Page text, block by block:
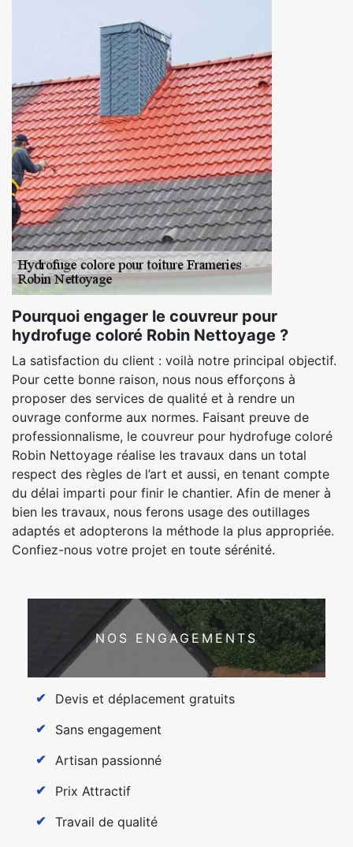
Pourquoi engager le couvreur pour
hydrofuge coloré Robin Nettoyage ?
La satisfaction du client : voilà notre principal objectif.
Pour cette bonne raison, nous nous efforçons à
proposer des services de qualité et à rendre un
ouvrage conforme aux normes. Faisant preuve de
professionnalisme, le couvreur pour hydrofuge coloré
Robin Nettoyage réalise les travaux dans un total
respect des règles de l’art et aussi, en tenant compte
du délai imparti pour finir le chantier. Afin de mener à
bien les travaux, nous ferons usage des outillages
adaptés et adopterons la méthode la plus appropriée.
Confiez-nous votre projet en toute sérénité.
NOS ENGAGEMENTS
Devis et déplacement gratuits
Sans engagement
Artisan passionné
Prix Attractif
Travail de qualité